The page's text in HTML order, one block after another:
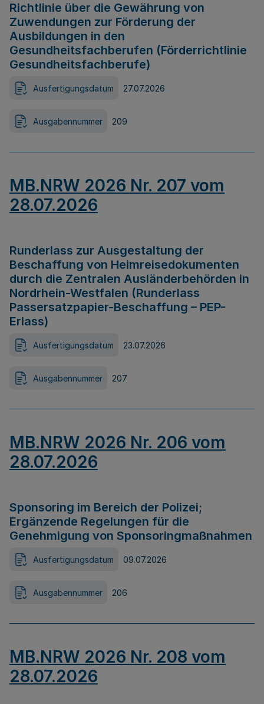
Richtlinie über die Gewährung von
Zuwendungen zur Förderung der
Ausbildungen in den
Gesundheitsfachberufen (Förderrichtlinie
Gesundheitsfachberufe)
Ausfertigungsdatum 27.07.2026
Ausgabennummer 209
MB.NRW 2026 Nr. 207 vom
28.07.2026
Runderlass zur Ausgestaltung der
Beschaffung von Heimreisedokumenten
durch die Zentralen Ausländerbehörden in
Nordrhein-Westfalen (Runderlass
Passersatzpapier-Beschaffung – PEP-
Erlass)
Ausfertigungsdatum 23.07.2026
Ausgabennummer 207
MB.NRW 2026 Nr. 206 vom
28.07.2026
Sponsoring im Bereich der Polizei;
Ergänzende Regelungen für die
Genehmigung von Sponsoringmaßnahmen
Ausfertigungsdatum 09.07.2026
Ausgabennummer 206
MB.NRW 2026 Nr. 208 vom
28.07.2026